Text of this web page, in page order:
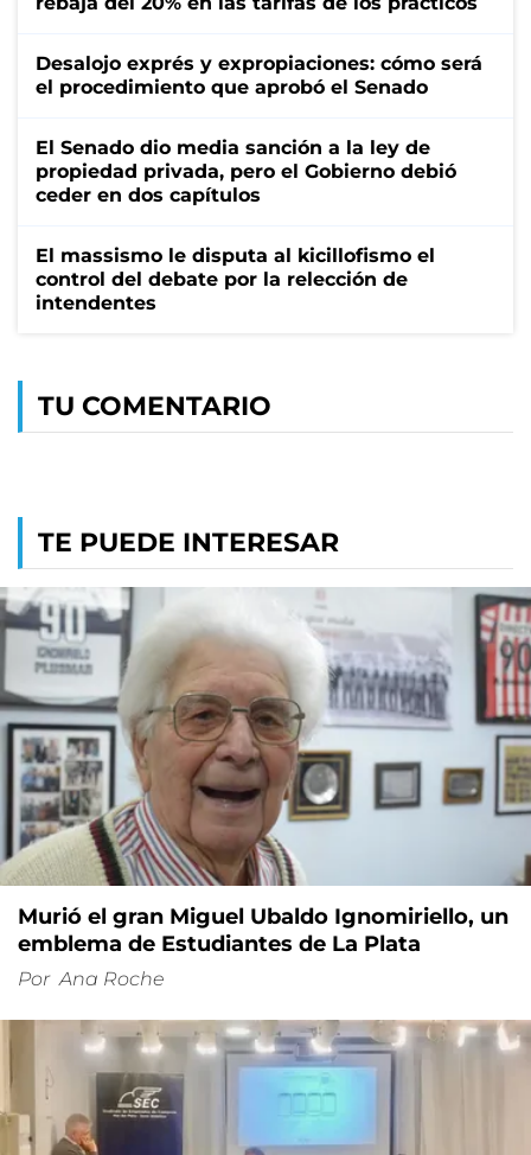
Desalojo exprés y expropiaciones: cómo será
el procedimiento que aprobó el Senado
El Senado dio media sanción a la ley de
propiedad privada, pero el Gobierno debió
ceder en dos capítulos
El massismo le disputa al kicillofismo el
control del debate por la relección de
intendentes
TU COMENTARIO
TE PUEDE INTERESAR
Murió el gran Miguel Ubaldo Ignomiriello, un
emblema de Estudiantes de La Plata
Por Ana Roche